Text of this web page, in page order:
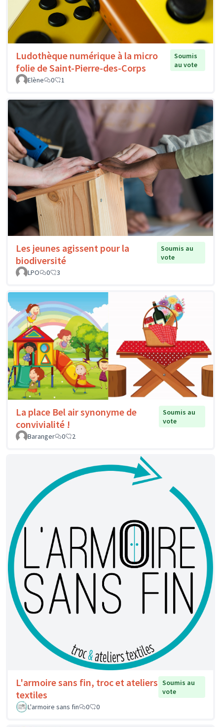
Ludothèque numérique à la micro
folie de Saint-Pierre-des-Corps
Soumis
au vote
Elène
0 1
Les jeunes agissent pour la
biodiversité
Soumis au
vote
LPO
0 3
La place Bel air synonyme de
convivialité !
Soumis au
vote
Baranger
0 2
L'armoire sans fin, troc et ateliers
textiles
Soumis au
vote
L'armoire sans fin
0 0